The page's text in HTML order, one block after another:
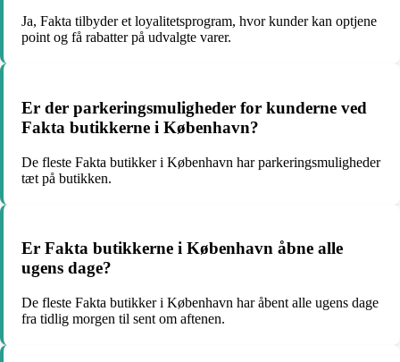
Ja, Fakta tilbyder et loyalitetsprogram, hvor kunder kan optjene
point og få rabatter på udvalgte varer.
Er der parkeringsmuligheder for kunderne ved
Fakta butikkerne i København?
De fleste Fakta butikker i København har parkeringsmuligheder
tæt på butikken.
Er Fakta butikkerne i København åbne alle
ugens dage?
De fleste Fakta butikker i København har åbent alle ugens dage
fra tidlig morgen til sent om aftenen.